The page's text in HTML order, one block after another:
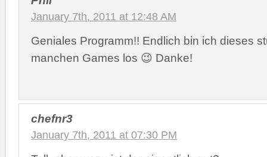
January 7th, 2011 at 12:48 AM
Geniales Programm!! Endlich bin ich dieses
manchen Games los 😉 Danke!
chefnr3
January 7th, 2011 at 07:30 PM